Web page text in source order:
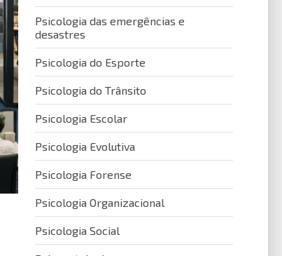
Psicologia das emergências e
desastres
Psicologia do Esporte
Psicologia do Trânsito
Psicologia Escolar
Psicologia Evolutiva
Psicologia Forense
Psicologia Organizacional
Psicologia Social